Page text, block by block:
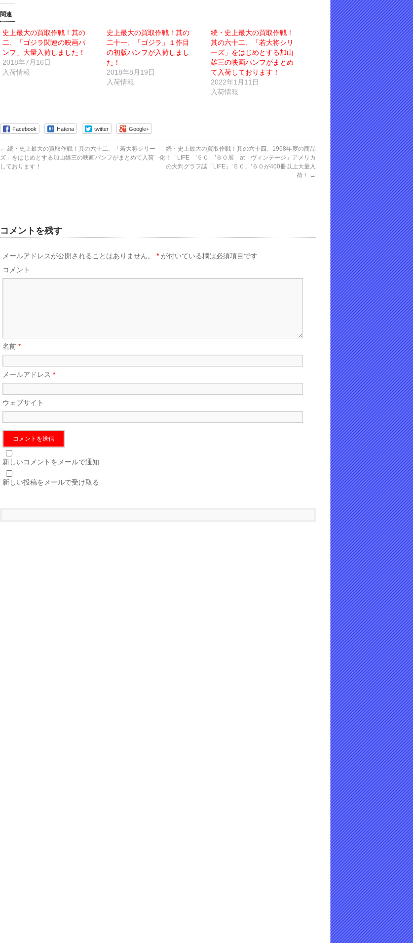
て
へ
メ
ー
送
信
(新
し
い
き
ま
す)
し
い
ウ
ィ
ン
ド
ウ
関連
史上最大の買取作戦！其の
二、「ゴジラ関連の映画パ
ンフ」大量入荷しました！
2018年7月16日
入荷情報
史上最大の買取作戦！其の
二十一、「ゴジラ」１作目
の初版パンフが入荷しまし
た！
2018年8月19日
入荷情報
続・史上最大の買取作戦！
其の六十二、「若大将シリ
ーズ」をはじめとする加山
雄三の映画パンフがまとめ
て入荷しております！
2022年1月11日
入荷情報
Facebook Hatena twitter Google+
← 続・史上最大の買取作戦！其の六十二、「若大将シリー
ズ」をはじめとする加山雄三の映画パンフがまとめて入荷
しております！
続・史上最大の買取作戦！其の六十四、1968年度の商品
化！「LIFE ’５０ ’６０展 at ヴィンテージ」アメリカ
の大判グラフ誌「LIFE」’５０、’６０が400冊以上大量入
荷！
→
コメントを残す
メールアドレスが公開されることはありません。 * が付いている欄は必須項目です
コメント
名前 *
メールアドレス *
ウェブサイト
新しいコメントをメールで通知
新しい投稿をメールで受け取る